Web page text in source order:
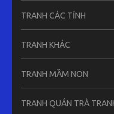
TRANH CÁC TỈNH
TRANH KHÁC
TRANH MẦM NON
TRANH QUÁN TRÀ